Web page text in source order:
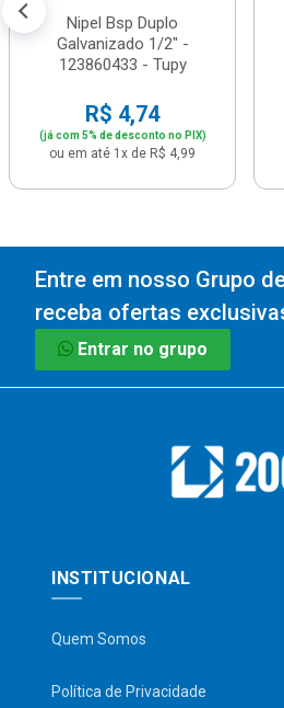
Nipel Bsp Duplo
Galvanizado 1/2" -
123860433 - Tupy
R$ 4,74
(já com 5% de desconto no PIX)
ou em até 1x de R$ 4,99
Entre em nosso Grupo
receba ofertas
Entrar no grupo
INSTITUCIONAL
Quem Somos
Política de Privacidade